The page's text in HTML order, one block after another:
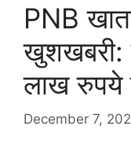
PNB
खुशखबरी:
लाख
December 7,